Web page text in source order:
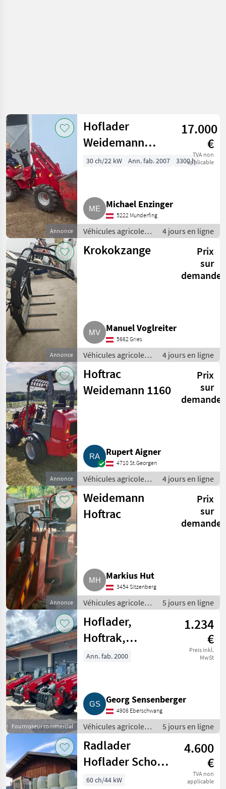
Annonce
Hoflader
Weidemann
Hoftrac 1130
17.000
€
TVA non
applicable
30 ch/22 kW Ann. fab. 2007 3300 h
Michael Enzinger
5222 Munderfing
Véhicules agricoles
à moteur /
Chargeurs de ferme
4 jours en ligne
Annonce
Krokokzange
Prix
sur
demande
Manuel Voglreiter
5662 Gries
Véhicules agricoles
à moteur /
Chargeurs de ferme
4 jours en ligne
Annonce
Hoftrac
Weidemann 1160
Prix
sur
demande
Rupert Aigner
4710 St.Georgen
Véhicules agricoles
à moteur /
Chargeurs de ferme
4 jours en ligne
Annonce
Weidemann
Hoftrac
Prix
sur
demande
Markius Hut
3454 Sitzenberg
Véhicules agricoles
à moteur /
Chargeurs de ferme
5 jours en ligne
Fournisseur commercial
Hoflader,
Hoftrak,
Weidemann
1.234
€
Preis inkl.
MwSt
Ann. fab. 2000
Georg Sensenberger
4906 Eberschwang
Véhicules agricoles
à moteur /
Chargeurs de ferme
5 jours en ligne
Radlader
Hoflader Schopf
L60
4.600
€
TVA non
applicable
60 ch/44 kW